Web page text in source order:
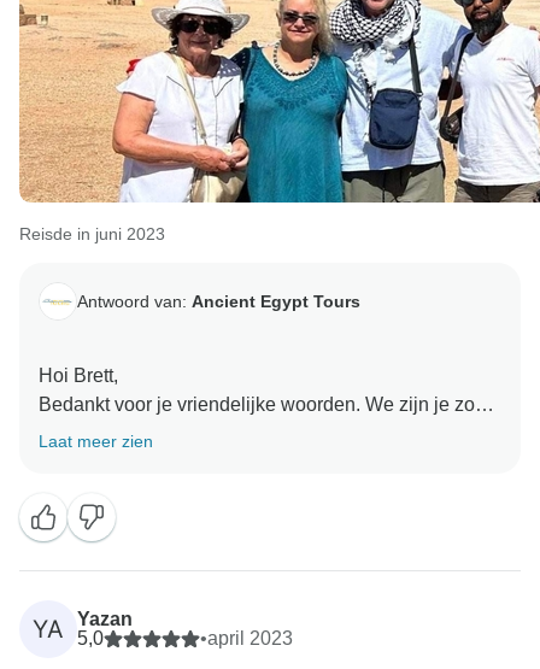
Reisde in juni 2023
Antwoord van: Ancient Egypt Tours
Hoi Brett,
Bedankt voor je vriendelijke woorden. We zijn je zo
dankbaar. Dit is waar we naar streven en we zullen
Vriendelijke Groeten
Laat meer zien
YA
Yazan
5,0
•april 2023